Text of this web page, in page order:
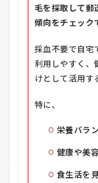
毛を採取して郵
傾向をチェック
採血不要で自宅
利用しやすく、
けとして活用す
特に、
栄養バラ
健康や美
食生活を